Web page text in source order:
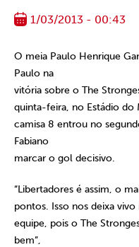
1/03/2013 - 00:43
O meia Paulo Henrique
Paulo na
vitória sobre o The
quinta-feira, no Estádio do
camisa 8 entrou no
Fabiano
marcar o gol decisivo.
“Libertadores é assim, o
pontos. Isso nos deixa
equipe, pois o The
bem”,